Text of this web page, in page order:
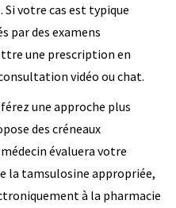
votre cas est typique
par des examens
une prescription en
vidéo ou chat.
une approche plus
des créneaux
évaluera votre
la tamsulosine appropriée,
à la pharmacie